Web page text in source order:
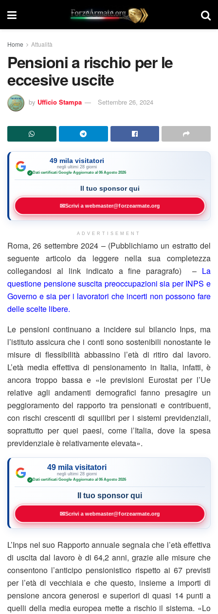
Home Attualità
Pensioni a rischio per le
eccesive uscite
by Ufficio Stampa Settembre 26, 2024
49 mila visitatori
negli ultimi 28 giorni
✓ Dati certificati Google·Aggiornato al 06 Agosto 2026
Il tuo sponsor qui
✉Scrivi a webmaster@forzearmate.org
ADVERTISEMENT
Roma, 26 settembre 2024 – (Pubblichiamo un estratto del
seguente articolo da leggere nella sua completezza
collegandosi al link indicato a fine paragrafo) – La
questione pensione suscita preoccupazioni sia per INPS e
Governo e sia per i lavoratori che incerti non possono fare
delle scelte libere.
Le pensioni continuano a incidere sul bilancio Inps, ma
l’istituto assicura che i conti sono sostenibili nonostante le
misure di flessibilità abbassino l’età di ritiro dal lavoro.
L’età media effettiva di pensionamento in Italia, infatti, è
ancora troppo bassa e «le previsioni Eurostat per l’Ue
relative agli andamenti demografici fanno presagire un
peggioramento del rapporto tra pensionati e contribuenti,
con rischi crescenti di squilibri per i sistemi previdenziali,
soprattutto per quei paesi, come l’Italia, dove la spesa
previdenziale è relativamente elevata».
49 mila visitatori
negli ultimi 28 giorni
✓ Dati certificati Google·Aggiornato al 06 Agosto 2026
Il tuo sponsor qui
✉Scrivi a webmaster@forzearmate.org
L’Inps nel suo Rapporto annuale segnala che l’età effettiva
di uscita dal lavoro è di 64,2 anni, grazie alle misure che
consentono l’anticipo pensionistico rispetto ai 67 previsti
per l’età di vecchiaia e che questo, insieme a importi di
pensione ancora generosi e superiori di quasi 14 punti a
quelli della media europea mette a rischio il sistema. «Lo